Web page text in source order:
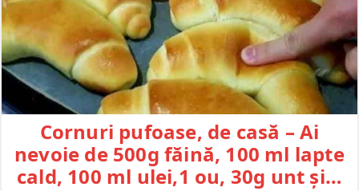
Cornuri pufoase, de casă – Ai
nevoie de 500g făină, 100 ml lapte
cald, 100 ml ulei,1 ou, 30g unt și…